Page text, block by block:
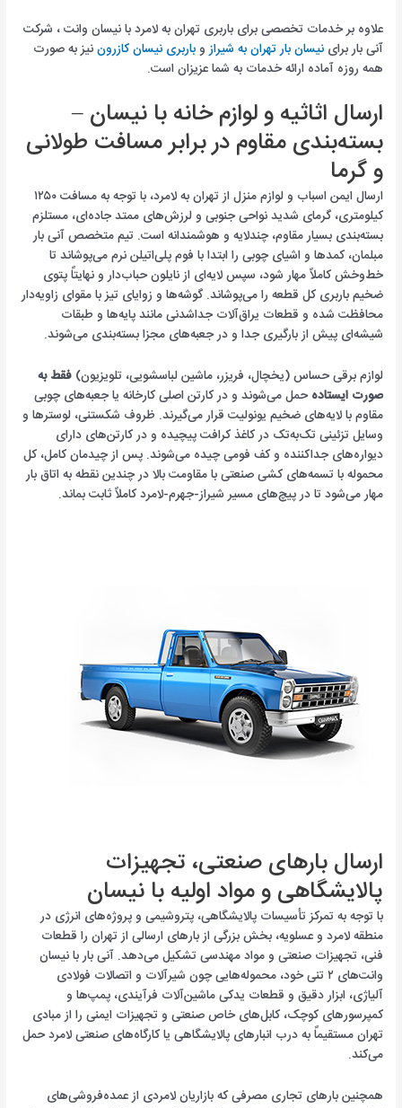
علاوه بر خدمات تخصصی برای باربری تهران به لامرد با نیسان وانت ، شرکت
آنی بار براینیسان بار تهران به شیرازوباربری نیسان کازروننیز به صورت
همه روزه آماده ارائه خدمات به شما عزیزان است.
ارسال اثاثیه و لوازم خانه با نیسان –
بسته‌بندی مقاوم در برابر مسافت طولانی
و گرما
ارسال ایمن اسباب و لوازم منزل از تهران به لامرد، با توجه به مسافت ۱۲۵۰
کیلومتری، گرمای شدید نواحی جنوبی و لرزش‌های ممتد جاده‌ای، مستلزم
بسته‌بندی بسیار مقاوم، چندلایه و هوشمندانه است. تیم متخصص آنی بار
مبلمان، کمدها و اشیای چوبی را ابتدا با فوم پلی‌اتیلن نرم می‌پوشاند تا
خط‌وخش کاملاً مهار شود، سپس لایه‌ای از نایلون حباب‌دار و نهایتاً پتوی
ضخیم باربری کل قطعه را می‌پوشاند. گوشه‌ها و زوایای تیز با مقوای زاویه‌دار
محافظت شده و قطعات یراق‌آلات جداشدنی مانند پایه‌ها و طبقات
شیشه‌ای پیش از بارگیری جدا و در جعبه‌های مجزا بسته‌بندی می‌شوند.
لوازم برقی حساس (یخچال، فریزر، ماشین لباسشویی، تلویزیون)فقط به
صورت ایستادهحمل می‌شوند و در کارتن اصلی کارخانه یا جعبه‌های چوبی
مقاوم با لایه‌های ضخیم یونولیت قرار می‌گیرند. ظروف شکستنی، لوسترها و
وسایل تزئینی تک‌به‌تک در کاغذ کرافت پیچیده و در کارتن‌های دارای
دیواره‌های جداکننده و کف فومی چیده می‌شوند. پس از چیدمان کامل، کل
محموله با تسمه‌های کشی صنعتی با مقاومت بالا در چندین نقطه به اتاق بار
مهار می‌شود تا در پیچ‌های مسیر شیراز-جهرم-لامرد کاملاً ثابت بماند.
ارسال بارهای صنعتی، تجهیزات
پالایشگاهی و مواد اولیه با نیسان
با توجه به تمرکز تأسیسات پالایشگاهی، پتروشیمی و پروژه‌های انرژی در
منطقه لامرد و عسلویه، بخش بزرگی از بارهای ارسالی از تهران را قطعات
فنی، تجهیزات صنعتی و مواد مهندسی تشکیل می‌دهد. آنی بار با نیسان
وانت‌های ۲ تنی خود، محموله‌هایی چون شیرآلات و اتصالات فولادی
آلیاژی، ابزار دقیق و قطعات یدکی ماشین‌آلات فرآیندی، پمپ‌ها و
کمپرسورهای کوچک، کابل‌های خاص صنعتی و تجهیزات ایمنی را از مبادی
تهران مستقیماً به درب انبارهای پالایشگاهی یا کارگاه‌های صنعتی لامرد حمل
می‌کند.
همچنین بارهای تجاری مصرفی که بازاریان لامردی از عمده‌فروشی‌های